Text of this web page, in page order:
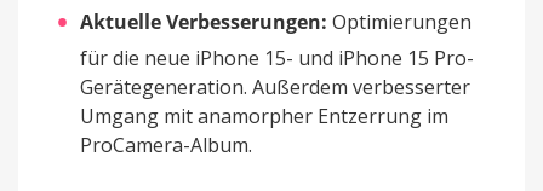
Aktuelle Verbesserungen: Optimierungen
für die neue iPhone 15- und iPhone 15 Pro-
Gerätegeneration. Außerdem verbesserter
Umgang mit anamorpher Entzerrung im
ProCamera-Album.